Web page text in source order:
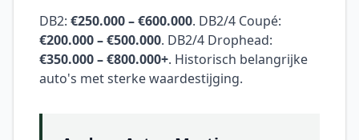
DB2: €250.000 – €600.000. DB2/4 Coupé:
€200.000 – €500.000. DB2/4 Drophead:
€350.000 – €800.000+. Historisch belangrijke
auto's met sterke waardestijging.